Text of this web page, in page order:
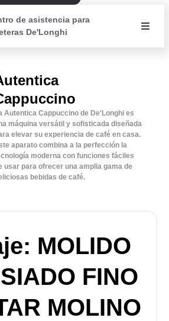
de asistencia para
De'Longhi
Autentica Cappuccino de De'Longhi es
máquina versátil y sofisticada diseñada
elevar su experiencia de café en casa.
aparato combina a la perfección la
moderna con funciones fáciles
usar para ofrecer una amplia gama de
bebidas de café.
MOLIDO
FINO
MOLINO